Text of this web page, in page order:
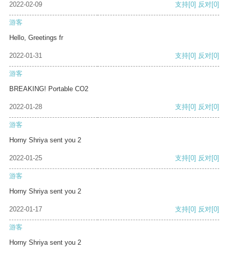
2022-02-09 支持[0] 反对[0]
游客
Hello, Greetings fr
2022-01-31 支持[0] 反对[0]
游客
BREAKING! Portable CO2
2022-01-28 支持[0] 反对[0]
游客
Horny Shriya sent you 2
2022-01-25 支持[0] 反对[0]
游客
Horny Shriya sent you 2
2022-01-17 支持[0] 反对[0]
游客
Horny Shriya sent you 2